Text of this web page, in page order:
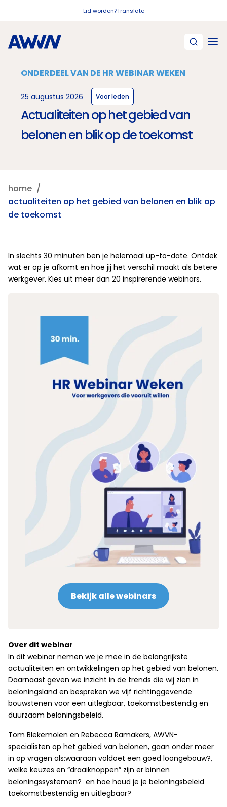
Lid worden?Translate
ONDERDEEL VAN DE HR WEBINAR WEKEN
25 augustus 2026 Voor leden
Actualiteiten op het gebied van
belonen en blik op de toekomst
home
actualiteiten op het gebied van belonen en blik op
de toekomst
In slechts 30 minuten ben je helemaal up-to-date. Ontdek
wat er op je afkomt en hoe jij het verschil maakt als betere
werkgever. Kies uit meer dan 20 inspirerende webinars.
Bekijk alle webinars
Over dit webinar
In dit webinar nemen we je mee in de belangrijkste
actualiteiten en ontwikkelingen op het gebied van belonen.
Daarnaast geven we inzicht in de trends die wij zien in
beloningsland en bespreken we vijf richtinggevende
bouwstenen voor een uitlegbaar, toekomstbestendig en
duurzaam beloningsbeleid.
Tom Blekemolen en Rebecca Ramakers, AWVN-
specialisten op het gebied van belonen, gaan onder meer
in op vragen als:waaraan voldoet een goed loongebouw?,
welke keuzes en “draaiknoppen” zijn er binnen
beloningssystemen? en hoe houd je je beloningsbeleid
toekomstbestendig en uitlegbaar?